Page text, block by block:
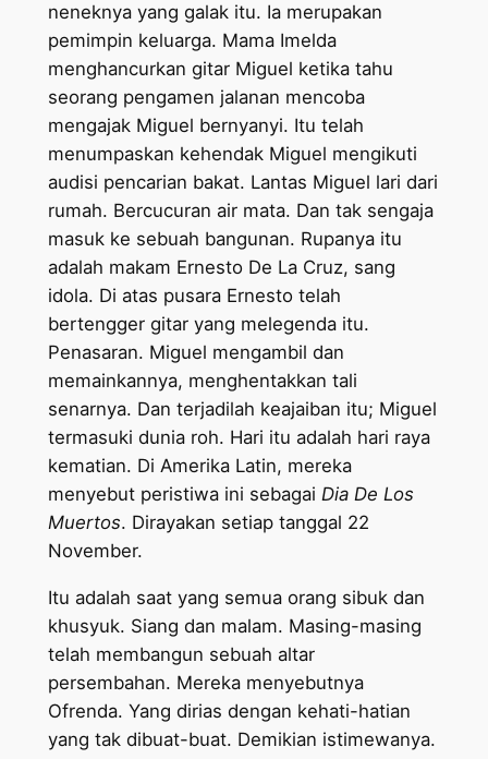
neneknya yang galak itu. Ia merupakan
pemimpin keluarga. Mama Imelda
menghancurkan gitar Miguel ketika tahu
seorang pengamen jalanan mencoba
mengajak Miguel bernyanyi. Itu telah
menumpaskan kehendak Miguel mengikuti
audisi pencarian bakat. Lantas Miguel lari dari
rumah. Bercucuran air mata. Dan tak sengaja
masuk ke sebuah bangunan. Rupanya itu
adalah makam Ernesto De La Cruz, sang
idola. Di atas pusara Ernesto telah
bertengger gitar yang melegenda itu.
Penasaran. Miguel mengambil dan
memainkannya, menghentakkan tali
senarnya. Dan terjadilah keajaiban itu; Miguel
termasuki dunia roh. Hari itu adalah hari raya
kematian. Di Amerika Latin, mereka
menyebut peristiwa ini sebagai Dia De Los
Muertos. Dirayakan setiap tanggal 22
November.
Itu adalah saat yang semua orang sibuk dan
khusyuk. Siang dan malam. Masing-masing
telah membangun sebuah altar
persembahan. Mereka menyebutnya
Ofrenda. Yang dirias dengan kehati-hatian
yang tak dibuat-buat. Demikian istimewanya.